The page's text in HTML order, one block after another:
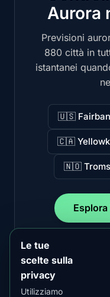
Aurora
Previsioni
880 città in
istantanei
🇺🇸
🇨🇦
🇳🇴
Le tue
scelte sulla
privacy
Utilizziamo